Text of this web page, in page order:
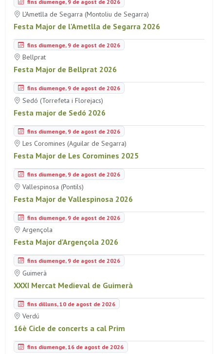
fins diumenge, 9 de agost de 2026
L'Ametlla de Segarra (Montoliu de Segarra)
Festa Major de l'Ametlla de Segarra 2026
fins diumenge, 9 de agost de 2026
Bellprat
Festa Major de Bellprat 2026
fins diumenge, 9 de agost de 2026
Sedó (Torrefeta i Florejacs)
Festa major de Sedó 2026
fins diumenge, 9 de agost de 2026
Les Coromines (Aguilar de Segarra)
Festa Major de Les Coromines 2025
fins diumenge, 9 de agost de 2026
Vallespinosa (Pontils)
Festa Major de Vallespinosa 2026
fins diumenge, 9 de agost de 2026
Argençola
Festa Major d'Argençola 2026
fins diumenge, 9 de agost de 2026
Guimerà
XXXI Mercat Medieval de Guimerà
fins dilluns, 10 de agost de 2026
Verdú
16è Cicle de concerts a cal Prim
fins diumenge, 16 de agost de 2026